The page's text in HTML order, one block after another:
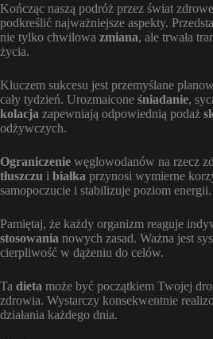
Kończąc naszą podróż przez świat
podkreślić najważniejsze aspekty.
nie tylko chwilowa zmiana, ale trwała
życia.
Kluczem sukcesu jest przemyślane
cały tydzień. Urozmaicone śniadanie,
kolacja zapewniają odpowiednią podaż
odżywczych.
Ograniczenie węglowodanów na rzecz
tłuszczu i białka przynosi wymierne
samopoczucie i stabilizuje poziom energii.
Pamiętaj, że każdy organizm reaguje
stosowania nowych zasad. Ważna jest
cierpliwość w dążeniu do celów.
Ta dieta może być początkiem Twojej
zdrowia. Wystarczy konsekwentnie
działania każdego dnia.